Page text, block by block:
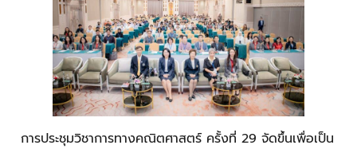
การประชุมวิชาการทางคณิตศาสตร์ ครั้งที่ 29 จัดขึ้นเพื่อเป็น